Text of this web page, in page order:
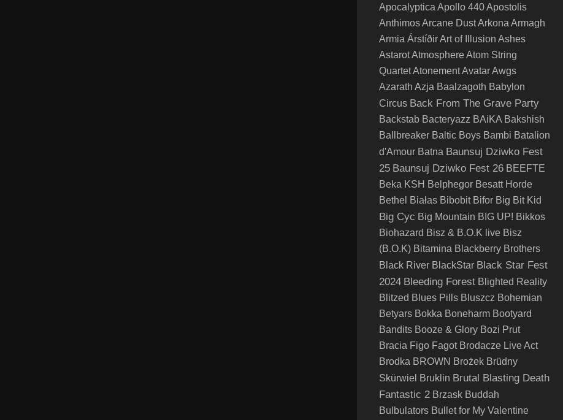
Apocalyptica Apollo 440Apostolis
AnthimosArcane DustArkona Armagh
Armia ÁrstíðirArt of Illusion Ashes
AstarotAtmosphereAtom String
QuartetAtonementAvatarAwgs
Azarath Azja Baalzagoth Babylon
Circus Back From The Grave Party
Backstab Bacteryazz BAiKA Bakshish
Ballbreaker Baltic Boys Bambi Batalion
d'Amour Batna Baunsuj Dziwko Fest
25 Baunsuj Dziwko Fest 26 BEEFTE
Beka KSH Belphegor Besatt Horde
Bethel Białas Bibobit Bifor Big Bit Kid
Big Cyc Big Mountain BIG UP! Bikkos
Biohazard Bisz & B.O.K live Bisz
(B.O.K) Bitamina Blackberry Brothers
Black River BlackStar Black Star Fest
2024 Bleeding Forest Blighted Reality
Blitzed Blues Pills Bluszcz Bohemian
Betyars Bokka Boneharm Bootyard
Bandits Booze & Glory Bozi Prut
Bracia Figo Fagot Brodacze Live Act
Brodka BROWN Brożek Brüdny
Skürwiel Bruklin Brutal Blasting Death
Fantastic 2 Brzask Buddah
Bulbulators Bullet for My Valentine